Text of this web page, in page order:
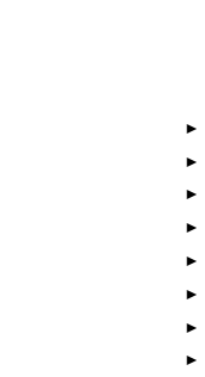
►
►
►
►
►
►
►
►